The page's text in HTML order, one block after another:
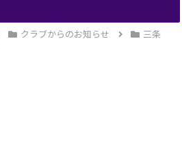
クラブからのお知らせ
三条